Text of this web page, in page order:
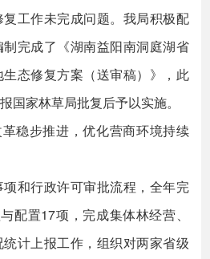
工作未完成问题。我局积极配
完成了《湖南益阳南洞庭湖省
态修复方案（送审稿）》，此
国家林草局批复后予以实施。
步推进，优化营商环境持续
和行政许可审批流程，全年完
配置17项，完成集体林经营、
计上报工作，组织对两家省级